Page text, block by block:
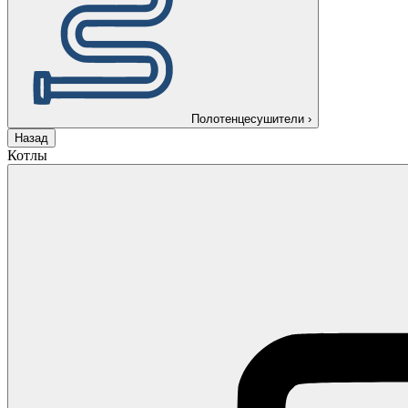
Полотенцесушители ›
Назад
Котлы